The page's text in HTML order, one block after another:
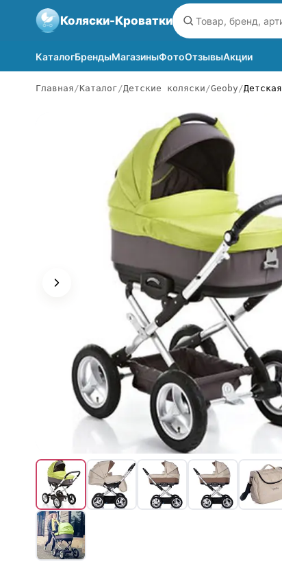
Коляски-Кроватки
КаталогБрендыМагазиныФотоОтзывыАкции
Главная Каталог Детские коляски Geoby